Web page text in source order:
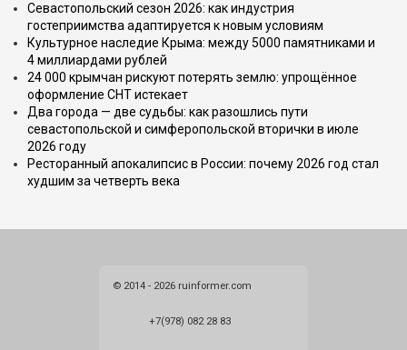
Севастопольский сезон 2026: как индустрия
гостеприимства адаптируется к новым условиям
Культурное наследие Крыма: между 5000 памятниками и
4 миллиардами рублей
24 000 крымчан рискуют потерять землю: упрощённое
оформление СНТ истекает
Два города — две судьбы: как разошлись пути
севастопольской и симферопольской вторички в июле
2026 году
Ресторанный апокалипсис в России: почему 2026 год стал
худшим за четверть века
© 2014 - 2026 ruinformer.com
+7(978) 082 28 83